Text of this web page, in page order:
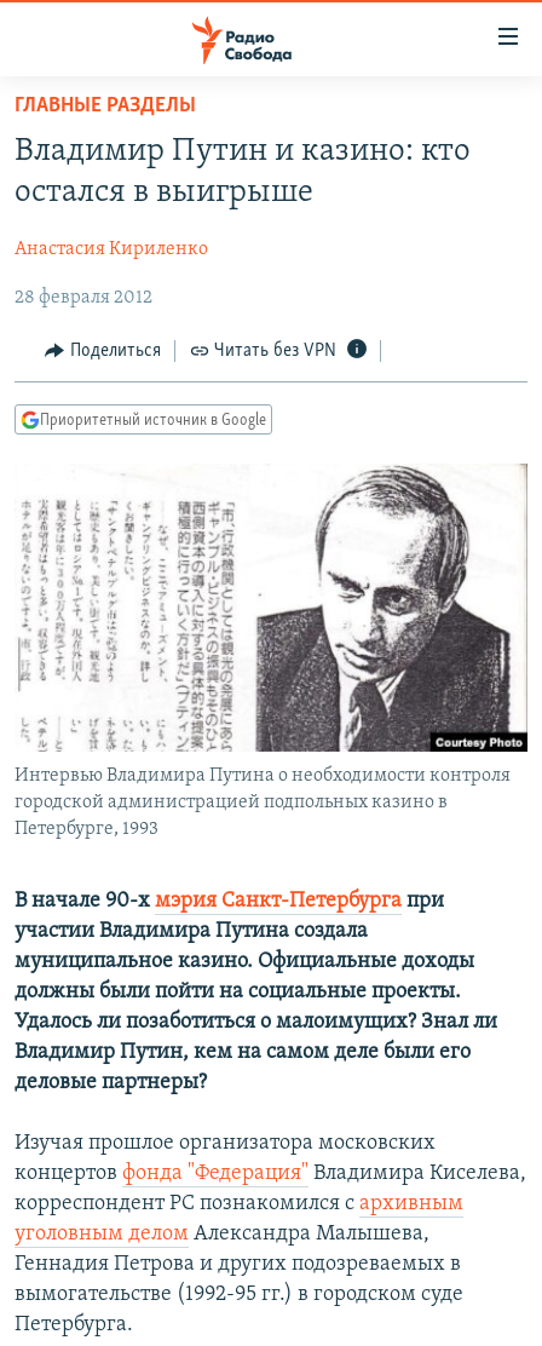
упрощенного
доступа
основному
Вернутся
главной
навигации
Вернутся
ПОДКАСТЫ
АВТОРСКИЕ ПРОЕКТЫ
ЦИТАТЫ СВОБОДЫ
МНЕНИЯ
КУЛЬТУРА
IDEL.РЕАЛИИ
КАВКАЗ.РЕАЛИИ
СЕВЕР.РЕАЛИИ
СИБИРЬ.РЕАЛИИ
РАСПИСАНИЕ ВЕЩАНИЯ
ПОДПИШИТЕСЬ НА РАССЫЛКУ
СОЦИАЛЬНЫЕ СЕТИ
Все сайты РСЕ/РС
ГЛАВНЫЕ РАЗДЕЛЫ
Владимир Путин и казино: кто
остался в выигрыше
Анастасия Кириленко
28 февраля 2012
Поделиться Читать без VPN
Приоритетный источник в Google
Интервью Владимира Путина о необходимости контроля
городской администрацией подпольных казино в
Петербурге, 1993
В начале 90-х мэрия Санкт-Петербурга при
участии Владимира Путина создала
муниципальное казино. Официальные доходы
должны были пойти на социальные проекты.
Удалось ли позаботиться о малоимущих? Знал ли
Владимир Путин, кем на самом деле были его
деловые партнеры?
Изучая прошлое организатора московских
концертов фонда "Федерация" Владимира Киселева,
корреспондент РС познакомился с архивным
уголовным делом Александра Малышева,
Геннадия Петрова и других подозреваемых в
вымогательстве (1992-95 гг.) в городском суде
Петербурга.